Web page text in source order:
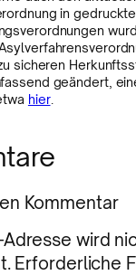
in
sicheren
geändert,
hier.
Kommentar
Adresse wird
Erforderliche